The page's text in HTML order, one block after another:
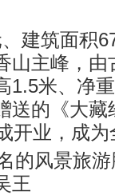
、建筑面
山主峰，
1.5米、净
送的《大
开业，成
的风景旅
王